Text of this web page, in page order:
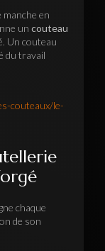
manche en
un couteau
Un couteau
du travail
couteaux/le-
chaque
de son